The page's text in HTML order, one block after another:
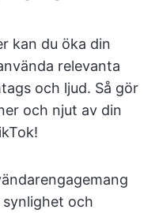
kan du öka din
relevanta
och ljud. Så gör
och njut av din
och